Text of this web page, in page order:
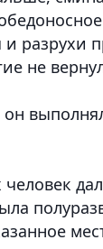
разрухи
не